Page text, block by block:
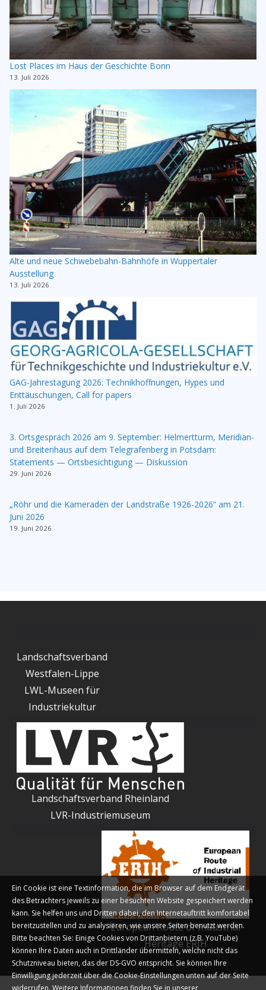
Lost Places im Haus der Geschichte Bonn
13. Juli 2026
Alte und neue Schwebebahn-Bahnhöfe in Wuppertaler
Ausstellung
13. Juli 2026
GAG-Jahrestagung 2026: Technikhoffnungen, Hypes und
Enttäuschungen, Call for papers
1. Juli 2026
3. Ortsgespräch 2026 am 9. September: Helmertturm, Meridian-
und Breitenhaus auf dem Telegrafenberg in Potsdam:
Statements — Ortsbesichtigung — Diskussion
29. Juni 2026
„Röhr und die Kameraden der Landstraße 1926-2026“ am 21.
Juni 2026
19. Juni 2026
Landschaftsverband
Westfalen-Lippe
LWL-Museen für
Industriekultur
Landschaftsverband Rheinland
LVR-Industriemuseum
European Route of Industrial
Heritage ERIH
Ein Cookie ist eine Textinformation, die im Browser auf dem Endgerät
des Betrachters jeweils zu einer besuchten Website gespeichert werden
kann. Sie helfen uns und Dritten dabei, den Internetauftritt komfortabel
bereitzustellen und zu analysieren, wie unsere Seiten benutzt werden.
Bitte beachten Sie: Einige Cookies von Drittanbietern (z.B. YouTube)
können Ihre Daten auch in Drittländer übermitteln, welche nicht das
Schutzniveau bieten, das der DS-GVO entspricht. Sie können Ihre
Einwilligung jederzeit über die Cookie-Einstellungen unten auf der Seite
widerrufen. Weitere Informationen finden Sie in unserer